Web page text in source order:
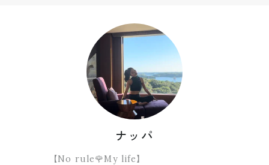
ナッパ
【No rule🌹My life】